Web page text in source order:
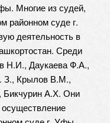
Многие из судей,
районном суде г.
деятельность в
Среди
Н.И., Даукаева Ф.А.,
З., Крылов В.М.,
Бикчурин А.Х. Они